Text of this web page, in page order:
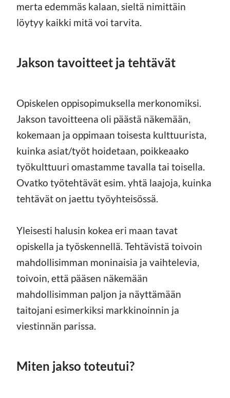
merta edemmäs kalaan, sieltä nimittäin
löytyy kaikki mitä voi tarvita.
Jakson tavoitteet ja tehtävät
Opiskelen oppisopimuksella merkonomiksi.
Jakson tavoitteena oli päästä näkemään,
kokemaan ja oppimaan toisesta kulttuurista,
kuinka asiat/työt hoidetaan, poikkeaako
työkulttuuri omastamme tavalla tai toisella.
Ovatko työtehtävät esim. yhtä laajoja, kuinka
tehtävät on jaettu työyhteisössä.
Yleisesti halusin kokea eri maan tavat
opiskella ja työskennellä. Tehtävistä toivoin
mahdollisimman moninaisia ja vaihtelevia,
toivoin, että pääsen näkemään
mahdollisimman paljon ja näyttämään
taitojani esimerkiksi markkinoinnin ja
viestinnän parissa.
Miten jakso toteutui?